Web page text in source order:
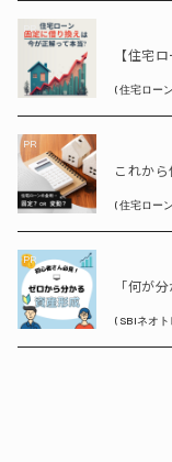
PR
( 住宅ロー
PR
( 住宅ロー
PR
( SBIネオ